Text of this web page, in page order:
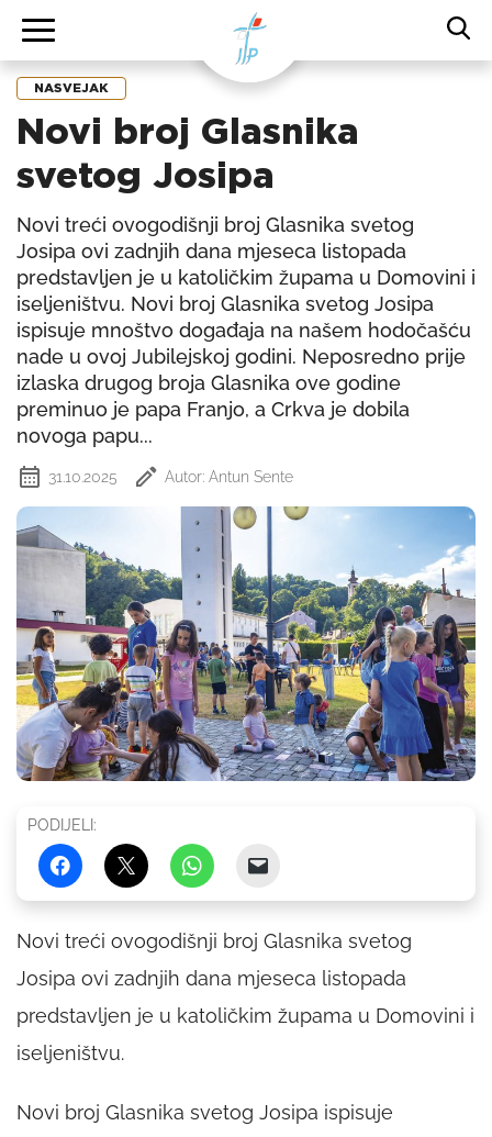
NASVEJAK
Novi broj Glasnika
svetog Josipa
Novi treći ovogodišnji broj Glasnika svetog
Josipa ovi zadnjih dana mjeseca listopada
predstavljen je u katoličkim župama u Domovini i
iseljeništvu. Novi broj Glasnika svetog Josipa
ispisuje mnoštvo događaja na našem hodočašću
nade u ovoj Jubilejskoj godini. Neposredno prije
izlaska drugog broja Glasnika ove godine
preminuo je papa Franjo, a Crkva je dobila
novoga papu...
31.10.2025 Autor: Antun Sente
PODIJELI:
Novi treći ovogodišnji broj Glasnika svetog
Josipa ovi zadnjih dana mjeseca listopada
predstavljen je u katoličkim župama u Domovini i
iseljeništvu.
Novi broj Glasnika svetog Josipa ispisuje